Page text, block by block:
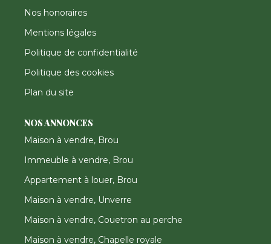
Nos honoraires
Mentions légales
Politique de confidentialité
Politique des cookies
Plan du site
NOS ANNONCES
Maison à vendre, Brou
Immeuble à vendre, Brou
Appartement à louer, Brou
Maison à vendre, Unverre
Maison à vendre, Couetron au perche
Maison à vendre, Chapelle royale